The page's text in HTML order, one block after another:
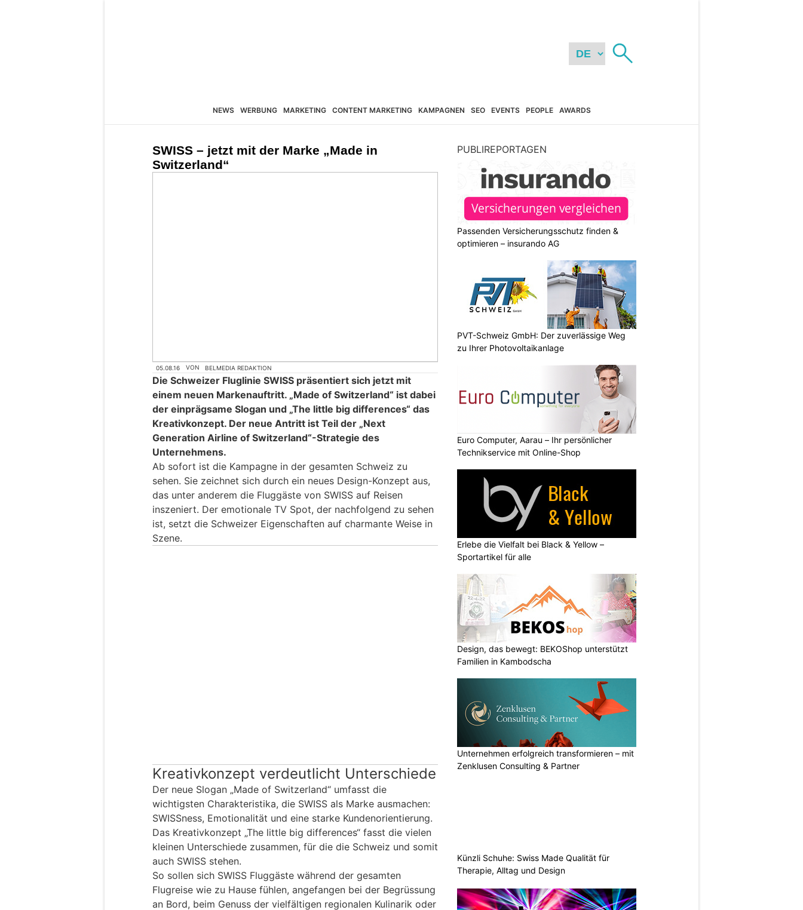
NEWS WERBUNG MARKETING CONTENT MARKETING KAMPAGNEN SEO EVENTS PEOPLE AWARDS
SWISS – jetzt mit der Marke „Made in
Switzerland“
05.08.16 VON BELMEDIA REDAKTION
Die Schweizer Fluglinie SWISS präsentiert sich jetzt mit
einem neuen Markenauftritt. „Made of Switzerland“ ist dabei
der einprägsame Slogan und „The little big differences“ das
Kreativkonzept. Der neue Antritt ist Teil der „Next
Generation Airline of Switzerland“-Strategie des
Unternehmens.
Ab sofort ist die Kampagne in der gesamten Schweiz zu
sehen. Sie zeichnet sich durch ein neues Design-Konzept aus,
das unter anderem die Fluggäste von SWISS auf Reisen
inszeniert. Der emotionale TV Spot, der nachfolgend zu sehen
ist, setzt die Schweizer Eigenschaften auf charmante Weise in
Szene.
Kreativkonzept verdeutlicht Unterschiede
Der neue Slogan „Made of Switzerland“ umfasst die
wichtigsten Charakteristika, die SWISS als Marke ausmachen:
SWISSness, Emotionalität und eine starke Kundenorientierung.
Das Kreativkonzept „The little big differences“ fasst die vielen
kleinen Unterschiede zusammen, für die die Schweiz und somit
auch SWISS stehen.
So sollen sich SWISS Fluggäste während der gesamten
Flugreise wie zu Hause fühlen, angefangen bei der Begrüssung
an Bord, beim Genuss der vielfältigen regionalen Kulinarik oder
PUBLIREPORTAGEN
Passenden Versicherungsschutz finden &
optimieren – insurando AG
PVT-Schweiz GmbH: Der zuverlässige Weg
zu Ihrer Photovoltaikanlage
Euro Computer, Aarau – Ihr persönlicher
Technikservice mit Online-Shop
Erlebe die Vielfalt bei Black & Yellow –
Sportartikel für alle
Design, das bewegt: BEKOShop unterstützt
Familien in Kambodscha
Unternehmen erfolgreich transformieren – mit
Zenklusen Consulting & Partner
Künzli Schuhe: Swiss Made Qualität für
Therapie, Alltag und Design